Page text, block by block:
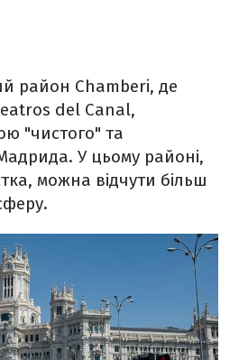
район Chamberi, де
del Canal,
"чистого" та
У цьому районі,
можна відчути більш